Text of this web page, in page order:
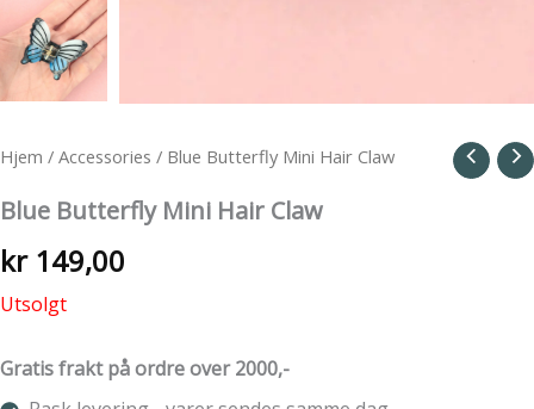
Hjem / Accessories / Blue Butterfly Mini Hair Claw
Blue Butterfly Mini Hair Claw
kr149,00
Utsolgt
Gratis frakt på ordre over 2000,-